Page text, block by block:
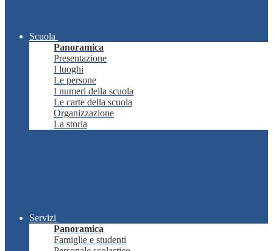
Scuola
Panoramica
Presentazione
I luoghi
Le persone
I numeri della scuola
Le carte della scuola
Organizzazione
La storia
Servizi
Panoramica
Famiglie e studenti